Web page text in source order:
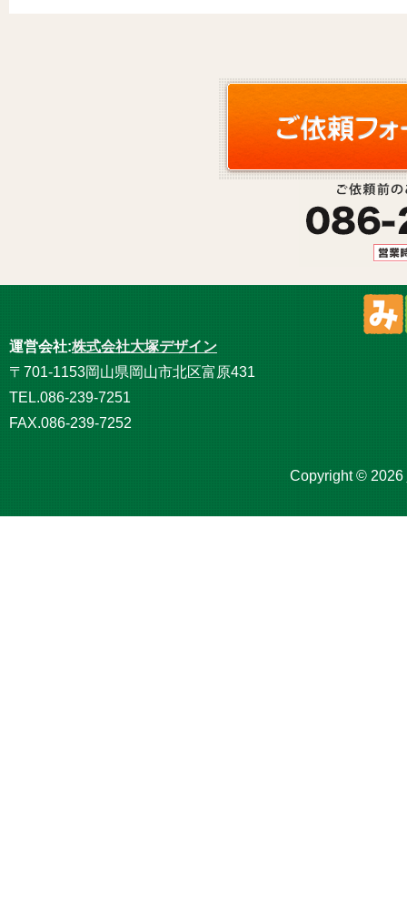
運営会社:株式会社大塚デザイン
〒701-1153岡山県岡山市北区富原431
TEL.086-239-7251
FAX.086-239-7252
Copyright © 2026